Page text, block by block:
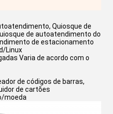
Quiosque de
de autoatendimento do
de estacionamento
Linux
Varia de acordo com o
de códigos de barras,
de cartões
moeda